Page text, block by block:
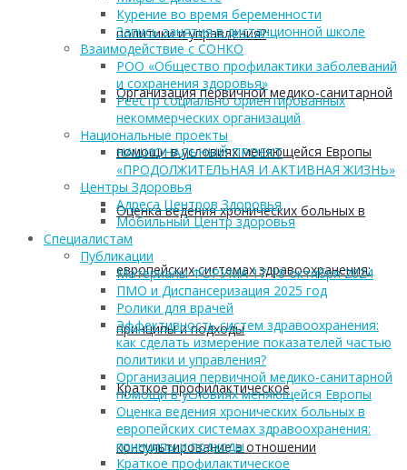
политики и управления?
Организация первичной медико-санитарной
помощи в условиях меняющейся Европы
Оценка ведения хронических больных в
европейских системах здравоохранения:
принципы и подходы
Краткое профилактическое
консультирование в отношении
Курение во время беременности
Запись занятия в дистанционной школе
Взаимодействие с СОНКО
РОО «Общество профилактики заболеваний
и сохранения здоровья»
Реестр социально ориентированных
некоммерческих организаций
Национальные проекты
НАЦИОНАЛЬНЫЙ ПРОЕКТ
«ПРОДОЛЖИТЕЛЬНАЯ И АКТИВНАЯ ЖИЗНЬ»
Центры Здоровья
Адреса Центров Здоровья
Мобильный Центр здоровья
Cпециалистам
Публикации
Материалы ФОРУМА 17-18 октября 2024
ПМО и Диспансеризация 2025 год
Ролики для врачей
Эффективность систем здравоохранения:
как сделать измерение показателей частью
политики и управления?
Организация первичной медико-санитарной
помощи в условиях меняющейся Европы
Оценка ведения хронических больных в
европейских системах здравоохранения:
принципы и подходы
Краткое профилактическое